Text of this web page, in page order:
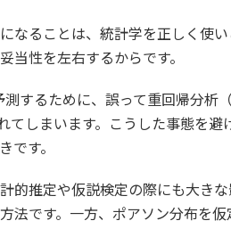
なることは、統計学を正しく使
性を左右するからです。
するために、誤って重回帰分析
しまいます。こうした事態を
です。
的推定や仮説検定の際にも大き
法です。一方、ポアソン分布を